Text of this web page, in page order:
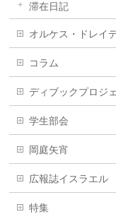
滞在日記
オルケス・ドレイ
コラム
ディブックプロジ
学生部会
岡庭矢宵
広報誌イスラエル
特集